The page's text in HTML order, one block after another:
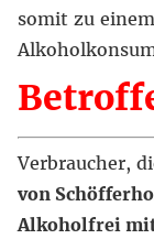
somit zu
Verbraucher,
von
Alkoholfrei mit